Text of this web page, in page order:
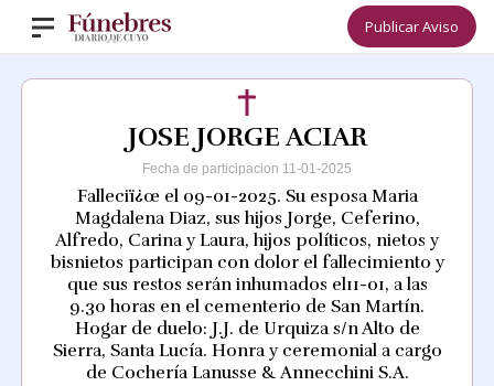
Publicar Aviso
JOSE JORGE ACIAR
Fecha de participacion 11-01-2025
Falleciï¿œ el 09-01-2025. Su esposa Maria
Magdalena Diaz, sus hijos Jorge, Ceferino,
Alfredo, Carina y Laura, hijos políticos, nietos y
bisnietos participan con dolor el fallecimiento y
que sus restos serán inhumados el11-01, a las
9.30 horas en el cementerio de San Martín.
Hogar de duelo: J.J. de Urquiza s/n Alto de
Sierra, Santa Lucía. Honra y ceremonial a cargo
de Cochería Lanusse & Annecchini S.A.